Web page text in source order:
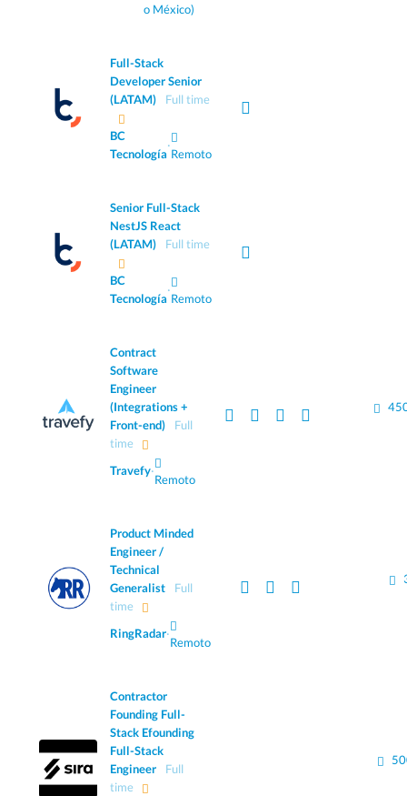
o México)
Full-Stack
Developer Senior
(LATAM)
Full time
BC
Tecnología
·
Remoto
Senior Full-Stack
NestJS React
(LATAM)
Full time
BC
Tecnología
·
Remoto
Contract
Software
Engineer
(Integrations +
Front-end)
Full
time
Travefy·
Remoto
Product Minded
Engineer /
Technical
Generalist
Full
time
RingRadar·
Remoto
Contractor
Founding Full-
Stack Efounding
Full-Stack
Engineer
Full
time